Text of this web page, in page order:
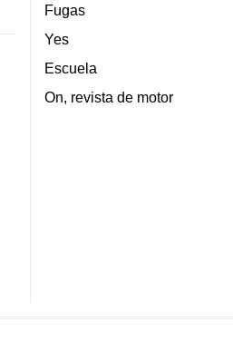
Fugas
Yes
Escuela
On, revista de motor